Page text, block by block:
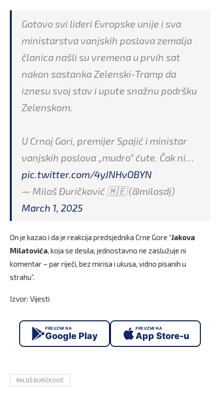
Gotovo svi lideri Evropske unije i sva
ministarstva vanjskih poslova zemalja
članica našli su vremena u prvih sat
nakon sastanka Zelenski-Tramp da
iznesu svoj stav i upute snažnu podršku
Zelenskom.
U Crnoj Gori, premijer Spajić i ministar
vanjskih poslova „mudro“ ćute. Čak ni…
pic.twitter.com/4yJNHvOBYN
— Miloš Đuričković 🇲🇪 (@milosdj)
March 1, 2025
On je kazao i da je reakcija predsjednika Crne Gore “Jakova
Milatovića, koja se desila, jednostavno ne zaslužuje ni
komentar – par riječi, bez mirisa i ukusa, vidno pisanih u
strahu”.
Izvor: Vijesti
PREUZMI NA
Google Play
PREUZMI NA
App Store-u
MILOŠ ĐURIČKOVIĆ